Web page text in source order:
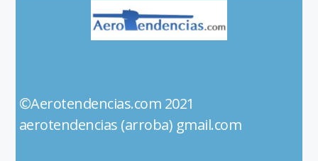
©Aerotendencias.com 2021
aerotendencias (arroba) gmail.com